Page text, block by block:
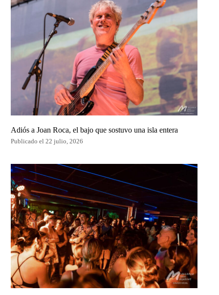
Adiós a Joan Roca, el bajo que sostuvo una isla entera
Publicado el 22 julio, 2026